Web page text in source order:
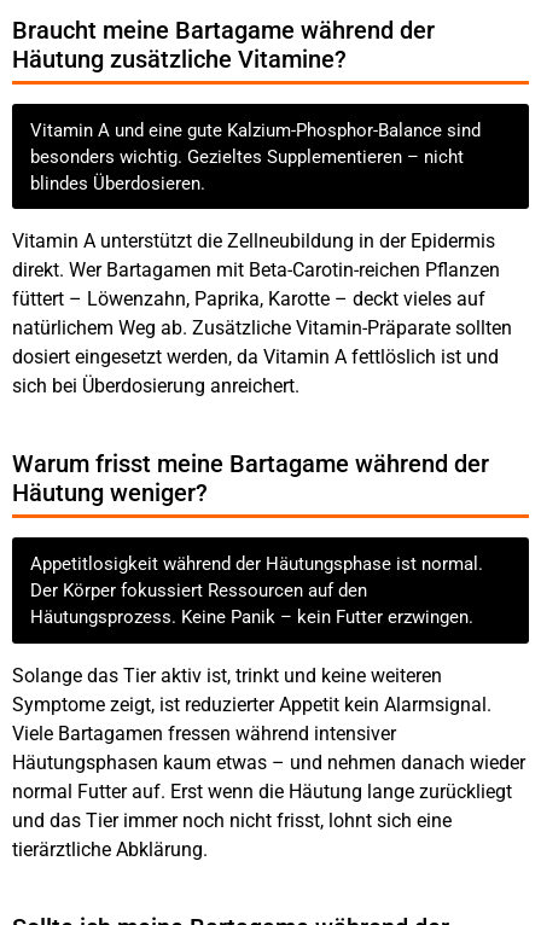
Braucht meine Bartagame während der
Häutung zusätzliche Vitamine?
Vitamin A und eine gute Kalzium-Phosphor-Balance sind
besonders wichtig. Gezieltes Supplementieren – nicht
blindes Überdosieren.
Vitamin A unterstützt die Zellneubildung in der Epidermis
direkt. Wer Bartagamen mit Beta-Carotin-reichen Pflanzen
füttert – Löwenzahn, Paprika, Karotte – deckt vieles auf
natürlichem Weg ab. Zusätzliche Vitamin-Präparate sollten
dosiert eingesetzt werden, da Vitamin A fettlöslich ist und
sich bei Überdosierung anreichert.
Warum frisst meine Bartagame während der
Häutung weniger?
Appetitlosigkeit während der Häutungsphase ist normal.
Der Körper fokussiert Ressourcen auf den
Häutungsprozess. Keine Panik – kein Futter erzwingen.
Solange das Tier aktiv ist, trinkt und keine weiteren
Symptome zeigt, ist reduzierter Appetit kein Alarmsignal.
Viele Bartagamen fressen während intensiver
Häutungsphasen kaum etwas – und nehmen danach wieder
normal Futter auf. Erst wenn die Häutung lange zurückliegt
und das Tier immer noch nicht frisst, lohnt sich eine
tierärztliche Abklärung.